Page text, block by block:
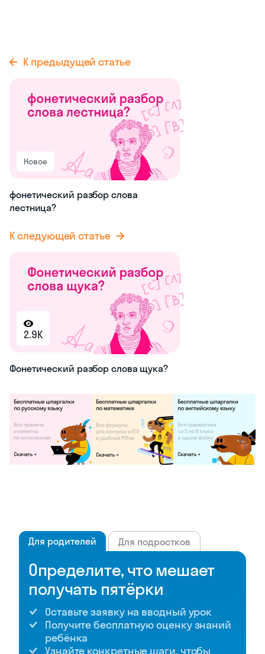
К предыдущей статье
Новое
фонетический разбор слова
лестница?
К следующей статье
2.9K
Фонетический разбор слова щука?
Для родителей Для подростков
Определите, что мешает
получать пятёрки
Оставьте заявку на вводный урок
Получите бесплатную оценку знаний
ребёнка
Узнайте конкретные шаги, чтобы